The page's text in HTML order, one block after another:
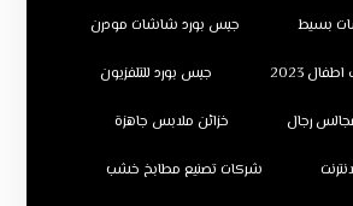
بسيط جبس بورد شاشات مودرن
2023 جبس بورد للتلفزيون
رجال خزائن ملابس جاهزة
شركات تصنيع مطابخ خشب